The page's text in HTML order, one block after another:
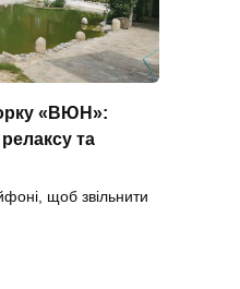
«ВЮН»:
та
щоб звільнити